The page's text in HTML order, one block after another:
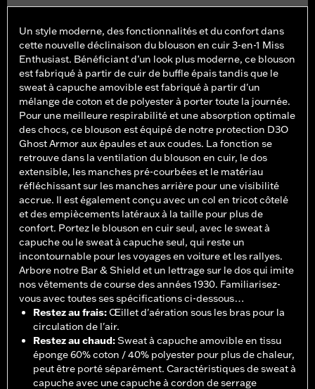
Un style moderne, des fonctionnalités et du confort dans
cette nouvelle déclinaison du blouson en cuir 3-en-1 Miss
Enthusiast. Bénéficiant d’un look plus moderne, ce blouson
est fabriqué à partir de cuir de buffle épais tandis que le
sweat à capuche amovible est fabriqué à partir d'un
mélange de coton et de polyester à porter toute la journée.
Pour une meilleure respirabilité et une absorption optimale
des chocs, ce blouson est équipé de notre protection D3O
Ghost Armor aux épaules et aux coudes. La fonction se
retrouve dans la ventilation du blouson en cuir, le dos
extensible, les manches pré-courbées et le matériau
réfléchissant sur les manches arrière pour une visibilité
accrue. Il est également conçu avec un col en tricot côtelé
et des empiècements latéraux à la taille pour plus de
confort. Portez le blouson en cuir seul, avec le sweat à
capuche ou le sweat à capuche seul, qui reste un
incontournable pour les voyages en voiture et les rallyes.
Arbore notre Bar & Shield et un lettrage sur le dos qui imite
nos vêtements de course des années 1930. Familiarisez-
vous avec toutes ses spécifications ci-dessous…
Restez au frais:Œillet d'aération sous les bras pour la
circulation de l'air.
Restez au chaud:Sweat à capuche amovible en tissu
éponge 60% coton / 40% polyester pour plus de chaleur,
peut être porté séparément. Caractéristiques de sweat à
capuche avec une capuche à cordon de serrage